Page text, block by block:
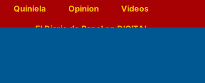
Quiniela Opinion
Videos
El Diario de Papel en DIGITAL